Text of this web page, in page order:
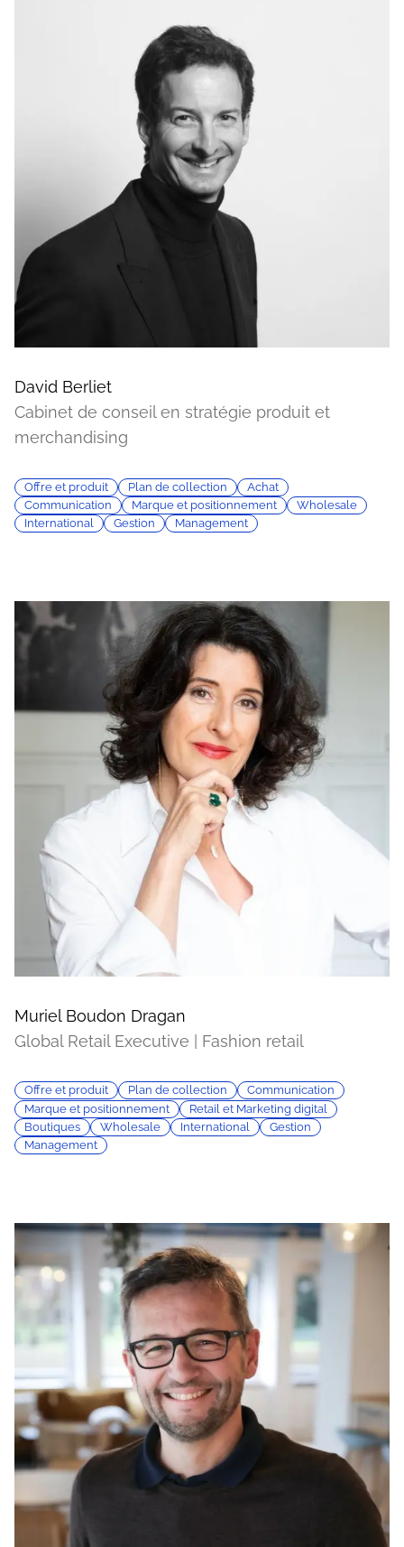
David Berliet
Cabinet de conseil en stratégie produit et
merchandising
Offre et produit Plan de collection
Achat
Communication
Marque et positionnement
Wholesale
International
Gestion Management
Muriel Boudon Dragan
Global Retail Executive | Fashion retail
Offre et produit Plan de collection
Communication
Marque et positionnement
Retail et Marketing digital
Boutiques
Wholesale International
Gestion
Management